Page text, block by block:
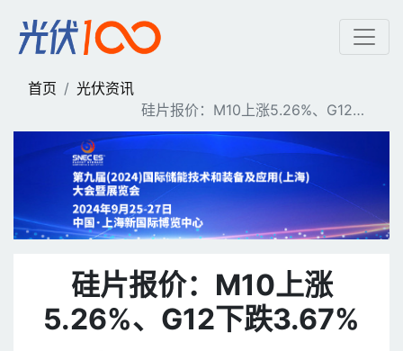
硅片报价：M10上涨
首页
光伏资讯
硅片报价：M10上涨5.26%、G12下
跌3.67%
硅片报价：M10上涨
5.26%、G12下跌3.67%